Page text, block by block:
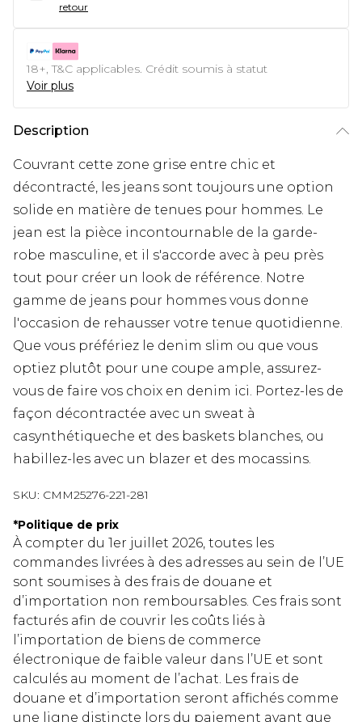
retour
18+, T&C applicables. Crédit soumis à statut
Voir plus
Description
Couvrant cette zone grise entre chic et
décontracté, les jeans sont toujours une option
solide en matière de tenues pour hommes. Le
jean est la pièce incontournable de la garde-
robe masculine, et il s'accorde avec à peu près
tout pour créer un look de référence. Notre
gamme de jeans pour hommes vous donne
l'occasion de rehausser votre tenue quotidienne.
Que vous préfériez le denim slim ou que vous
optiez plutôt pour une coupe ample, assurez-
vous de faire vos choix en denim ici. Portez-les de
façon décontractée avec un sweat à
casynthétiqueche et des baskets blanches, ou
habillez-les avec un blazer et des mocassins.
SKU: CMM25276-221-281
*Politique de prix
À compter du 1er juillet 2026, toutes les
commandes livrées à des adresses au sein de l’UE
sont soumises à des frais de douane et
d’importation non remboursables. Ces frais sont
facturés afin de couvrir les coûts liés à
l’importation de biens de commerce
électronique de faible valeur dans l’UE et sont
calculés au moment de l’achat. Les frais de
douane et d’importation seront affichés comme
une ligne distincte lors du paiement avant que